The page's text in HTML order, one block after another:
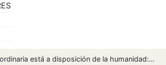
está a disposición de la humanidad:...